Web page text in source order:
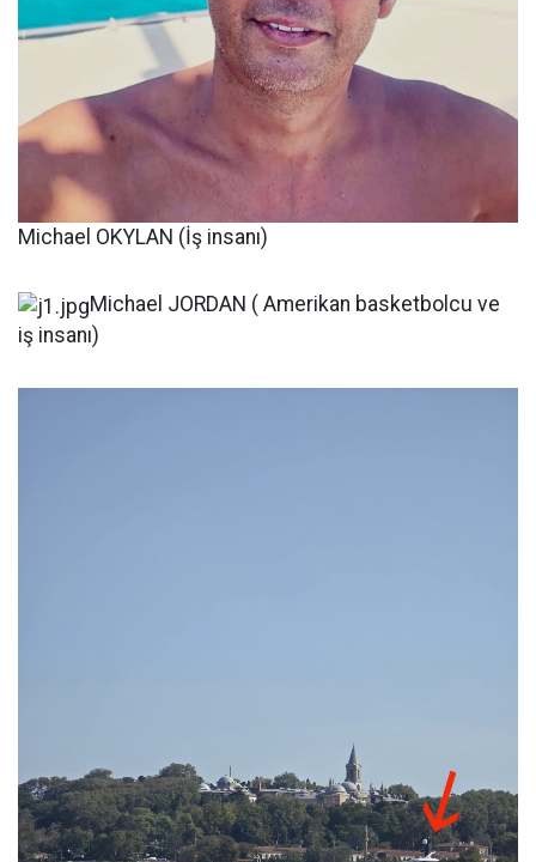
Michael OKYLAN (İş insanı)
Michael JORDAN ( Amerikan basketbolcu ve
iş insanı)